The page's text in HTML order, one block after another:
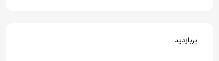
پربازدید